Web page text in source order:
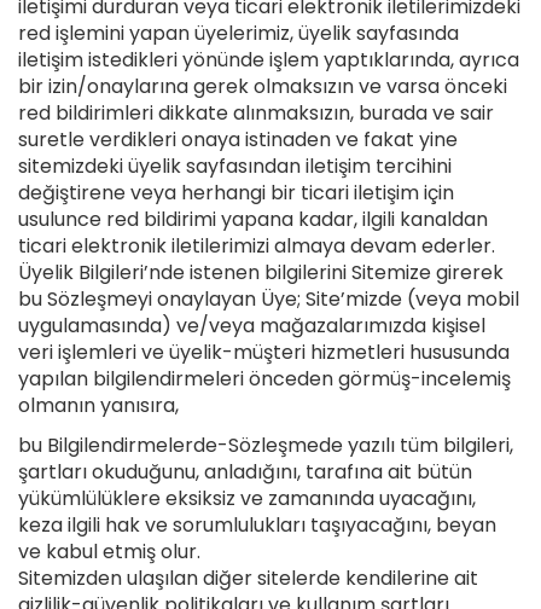
iletişimi durduran veya ticari elektronik iletilerimizdeki
red işlemini yapan üyelerimiz, üyelik sayfasında
iletişim istedikleri yönünde işlem yaptıklarında, ayrıca
bir izin/onaylarına gerek olmaksızın ve varsa önceki
red bildirimleri dikkate alınmaksızın, burada ve sair
suretle verdikleri onaya istinaden ve fakat yine
sitemizdeki üyelik sayfasından iletişim tercihini
değiştirene veya herhangi bir ticari iletişim için
usulunce red bildirimi yapana kadar, ilgili kanaldan
ticari elektronik iletilerimizi almaya devam ederler.
Üyelik Bilgileri’nde istenen bilgilerini Sitemize girerek
bu Sözleşmeyi onaylayan Üye; Site’mizde (veya mobil
uygulamasında) ve/veya mağazalarımızda kişisel
veri işlemleri ve üyelik-müşteri hizmetleri hususunda
yapılan bilgilendirmeleri önceden görmüş-incelemiş
olmanın yanısıra,
bu Bilgilendirmelerde-Sözleşmede yazılı tüm bilgileri,
şartları okuduğunu, anladığını, tarafına ait bütün
yükümlülüklere eksiksiz ve zamanında uyacağını,
keza ilgili hak ve sorumlulukları taşıyacağını, beyan
ve kabul etmiş olur.
Sitemizden ulaşılan diğer sitelerde kendilerine ait